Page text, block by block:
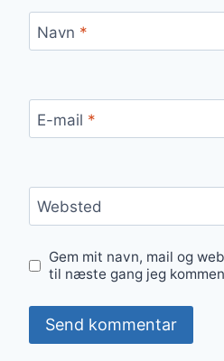
Navn *
E-mail *
Websted
Gem mit navn, mail og
til næste gang jeg